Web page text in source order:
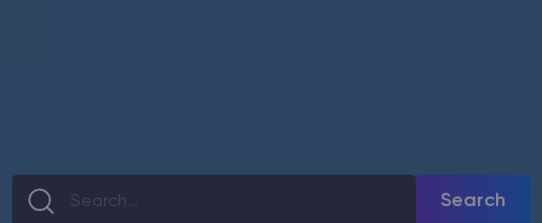
Minecraft Server Mieten
Search